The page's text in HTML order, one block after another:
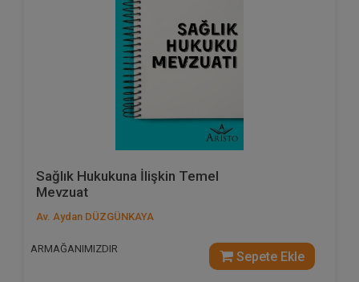
Sağlık Hukukuna İlişkin Temel
Mevzuat
Av. Aydan DÜZGÜNKAYA
ARMAĞANIMIZDIR
Sepete Ekle